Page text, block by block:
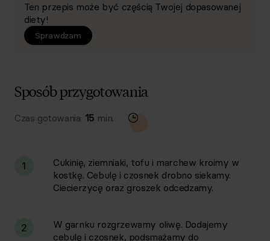
Ten przepis może być częścią Twojej dopasowanej
diety!
Sprawdzam
Sposób przygotowania
Czas gotowania: 15 min.
1
Cukinię, ziemniaki, tofu i marchew kroimy w
kostkę. Cebulę i czosnek drobno siekamy.
Ciecierzycę oraz groszek odcedzamy.
2
W garnku rozgrzewamy oliwę. Dodajemy
cebulę i czosnek, podsmażamy do